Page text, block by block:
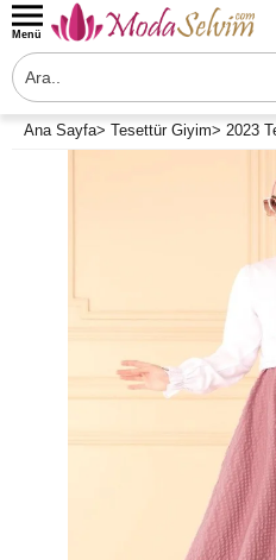
Menü
Ana Sayfa> Tesettür Giyim> 2023